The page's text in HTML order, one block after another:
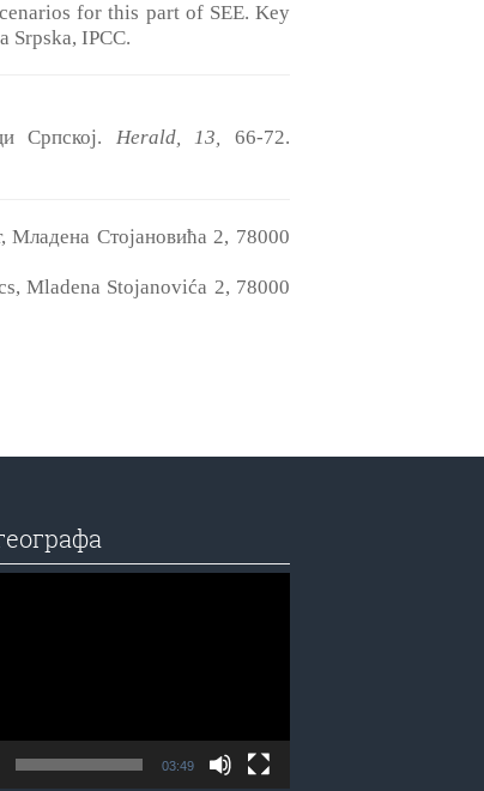
for this part of SEE. Key
Srpska, IPCC.
Српској. Herald, 13, 66-72.
Младена Стојановића 2, 78000
Mladena Stojanovića 2, 78000
03:49